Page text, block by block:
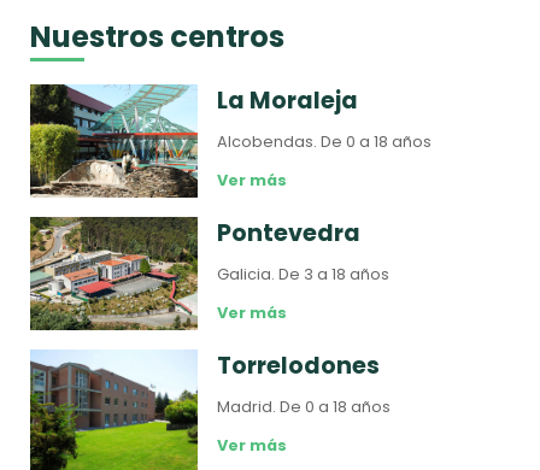
Nuestros centros
La Moraleja
Alcobendas.De 0 a 18 años
Ver más
Pontevedra
Galicia.De 3 a 18 años
Ver más
Torrelodones
Madrid.De 0 a 18 años
Ver más